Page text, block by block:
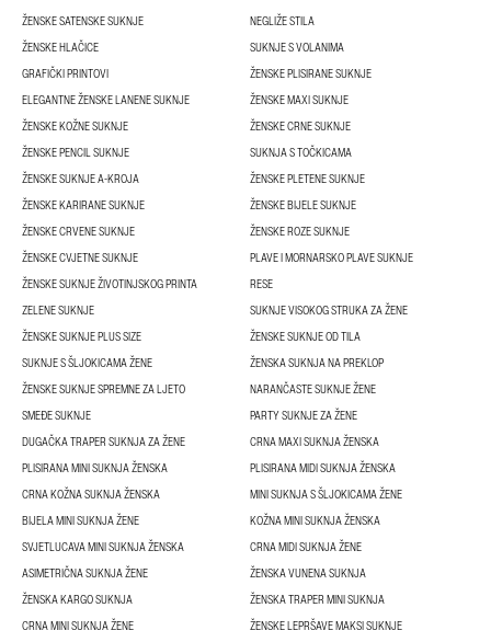
ŽENSKE SATENSKE SUKNJE
NEGLIŽE STILA
ŽENSKE HLAČICE
SUKNJE S VOLANIMA
GRAFIČKI PRINTOVI
ŽENSKE PLISIRANE SUKNJE
ELEGANTNE ŽENSKE LANENE SUKNJE
ŽENSKE MAXI SUKNJE
ŽENSKE KOŽNE SUKNJE
ŽENSKE CRNE SUKNJE
ŽENSKE PENCIL SUKNJE
SUKNJA S TOČKICAMA
ŽENSKE SUKNJE A-KROJA
ŽENSKE PLETENE SUKNJE
ŽENSKE KARIRANE SUKNJE
ŽENSKE BIJELE SUKNJE
ŽENSKE CRVENE SUKNJE
ŽENSKE ROZE SUKNJE
ŽENSKE CVJETNE SUKNJE
PLAVE I MORNARSKO PLAVE SUKNJE
ŽENSKE SUKNJE ŽIVOTINJSKOG PRINTA
RESE
ZELENE SUKNJE
SUKNJE VISOKOG STRUKA ZA ŽENE
ŽENSKE SUKNJE PLUS SIZE
ŽENSKE SUKNJE OD TILA
SUKNJE S ŠLJOKICAMA ŽENE
ŽENSKA SUKNJA NA PREKLOP
ŽENSKE SUKNJE SPREMNE ZA LJETO
NARANČASTE SUKNJE ŽENE
SMEĐE SUKNJE
PARTY SUKNJE ZA ŽENE
DUGAČKA TRAPER SUKNJA ZA ŽENE
CRNA MAXI SUKNJA ŽENSKA
PLISIRANA MINI SUKNJA ŽENSKA
PLISIRANA MIDI SUKNJA ŽENSKA
CRNA KOŽNA SUKNJA ŽENSKA
MINI SUKNJA S ŠLJOKICAMA ŽENE
BIJELA MINI SUKNJA ŽENE
KOŽNA MINI SUKNJA ŽENSKA
SVJETLUCAVA MINI SUKNJA ŽENSKA
CRNA MIDI SUKNJA ŽENE
ASIMETRIČNA SUKNJA ŽENE
ŽENSKA VUNENA SUKNJA
ŽENSKA KARGO SUKNJA
ŽENSKA TRAPER MINI SUKNJA
CRNA MINI SUKNJA ŽENE
ŽENSKE LEPRŠAVE MAKSI SUKNJE